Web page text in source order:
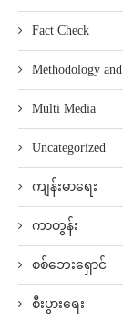
Fact Check
Methodology
Multi Media
Uncategorized
ကျန်းမာရေး
ကာတွန်း
စစ်ဘေးရှောင်
စီးပွားရေး